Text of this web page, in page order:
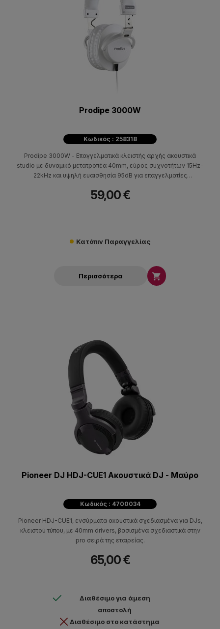
Prodipe 3000W
Κωδικός : 258318
Prodipe 3000W - Επαγγελματικά κλειστής αρχής ακουστικά
studio με δυναμικό μετατροπέα 40mm, εύρος συχνοτήτων 15Hz-
22kHz και υψηλή ευαισθησία 95dB για επαγγελματίες
59,00 €
Κατόπιν Παραγγελίας
Περισσότερα 
Pioneer DJ HDJ-CUE1 Ακουστικά DJ - Μαύρo
Κωδικός : 4700034
Pioneer HDJ-CUE1, ενσύρματα ακουστικά σχεδιασμένα για DJs,
κλειστού τύπου, με 40mm drivers, βασισμένα σχεδιαστικά στην
pro σειρά της εταιρείας.
65,00 €
Διαθέσιμο για άμεση
αποστολή
Διαθέσιμο στο κατάστημα